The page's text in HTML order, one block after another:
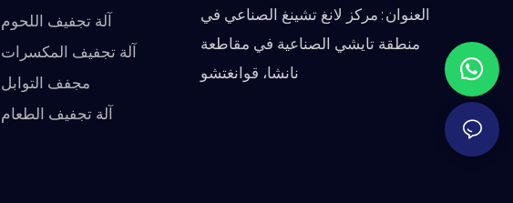
آلة تجفيف اللحوم
آلة تجفيف المكسرات
مجفف التوابل
آلة تجفيف الطعام
العنوان: مركز لانغ تشينغ الصناعي في
منطقة تايشي الصناعية في مقاطعة
نانشا، قوانغتشو